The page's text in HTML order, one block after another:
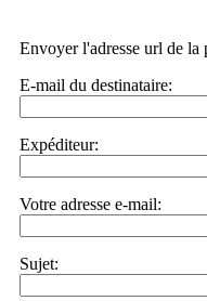
Envoyer l'adresse url de la
E-mail du destinataire:
Expéditeur:
Votre adresse e-mail:
Sujet: